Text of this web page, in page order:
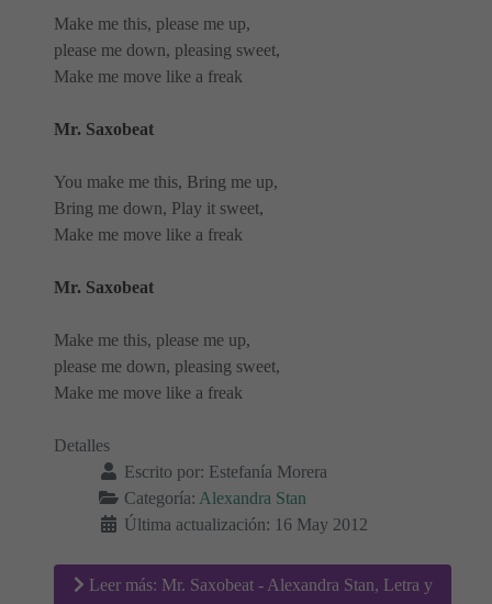
Make me this, please me up,
please me down, pleasing sweet,
Make me move like a freak
Mr. Saxobeat
You make me this, Bring me up,
Bring me down, Play it sweet,
Make me move like a freak
Mr. Saxobeat
Make me this, please me up,
please me down, pleasing sweet,
Make me move like a freak
Detalles
Escrito por: Estefanía Morera
Categoría: Alexandra Stan
Última actualización: 16 May 2012
Leer más: Mr. Saxobeat - Alexandra Stan, Letra y